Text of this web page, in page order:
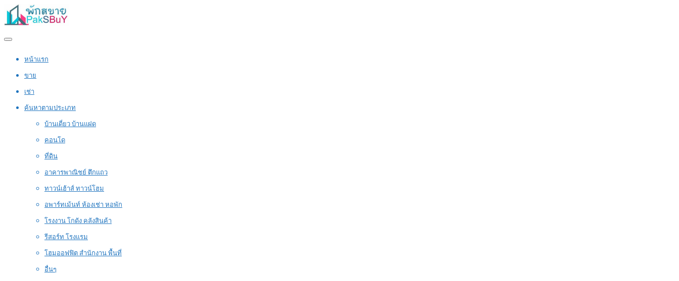
หน้าแรก
ขาย
เช่า
ค้นหาตามประเภท
บ้านเดี่ยว บ้านแฝด
คอนโด
ที่ดิน
อาคารพาณิชย์ ตึกแถว
ทาวน์เฮ้าส์ ทาวน์โฮม
อพาร์ทเม้นท์ ห้องเช่า หอพัก
โรงงาน โกดัง คลังสินค้า
รีสอร์ท โรงแรม
โฮมออฟฟิต สำนักงาน พื้นที่
อื่นๆ